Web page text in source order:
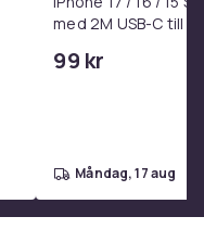
med 2M USB-C till
99 kr
måndag, 17 aug